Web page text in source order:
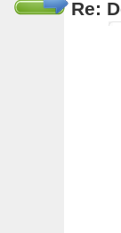
Re: